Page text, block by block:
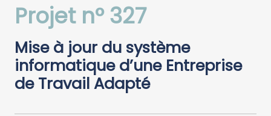
Projet n° 327
Mise à jour du système
informatique d’une Entreprise
de Travail Adapté